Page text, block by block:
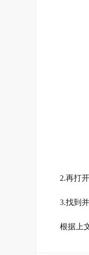
2.再打
3.找到
根据上